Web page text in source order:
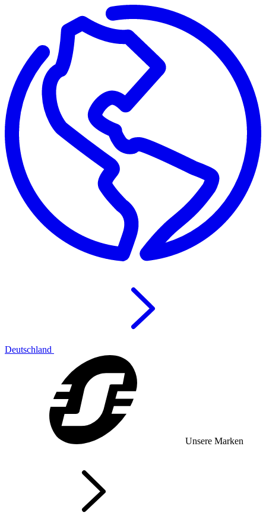
Deutschland
Unsere Marken